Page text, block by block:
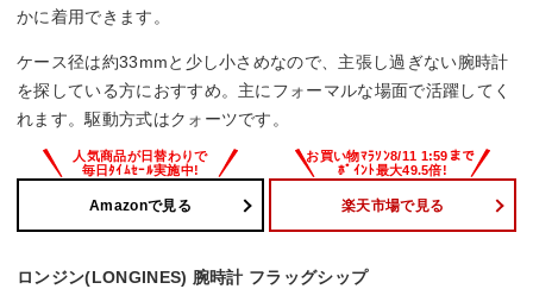
かに着用できます。
ケース径は約33mmと少し小さめなので、主張し過ぎない腕時計
を探している方におすすめ。主にフォーマルな場面で活躍してく
れます。駆動方式はクォーツです。
Amazonで見る 楽天市場で見る
ロンジン(LONGINES) 腕時計 フラッグシップ